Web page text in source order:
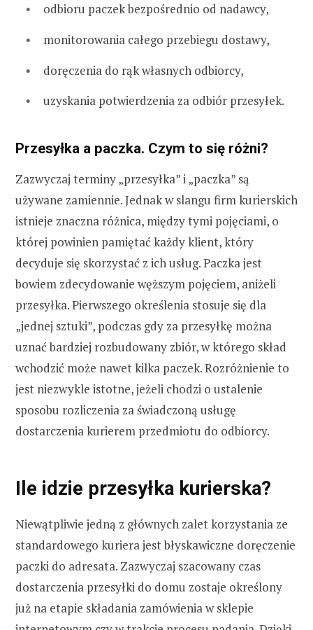
odbioru paczek bezpośrednio od nadawcy,
monitorowania całego przebiegu dostawy,
doręczenia do rąk własnych odbiorcy,
uzyskania potwierdzenia za odbiór przesyłek.
Przesyłka a paczka. Czym to się różni?
Zazwyczaj terminy „przesyłka” i „paczka” są
używane zamiennie. Jednak w slangu firm kurierskich
istnieje znaczna różnica, między tymi pojęciami, o
której powinien pamiętać każdy klient, który
decyduje się skorzystać z ich usług. Paczka jest
bowiem zdecydowanie węższym pojęciem, aniżeli
przesyłka. Pierwszego określenia stosuje się dla
„jednej sztuki”, podczas gdy za przesyłkę można
uznać bardziej rozbudowany zbiór, w którego skład
wchodzić może nawet kilka paczek. Rozróżnienie to
jest niezwykle istotne, jeżeli chodzi o ustalenie
sposobu rozliczenia za świadczoną usługę
dostarczenia kurierem przedmiotu do odbiorcy.
Ile idzie przesyłka kurierska?
Niewątpliwie jedną z głównych zalet korzystania ze
standardowego kuriera jest błyskawiczne doręczenie
paczki do adresata. Zazwyczaj szacowany czas
dostarczenia przesyłki do domu zostaje określony
już na etapie składania zamówienia w sklepie